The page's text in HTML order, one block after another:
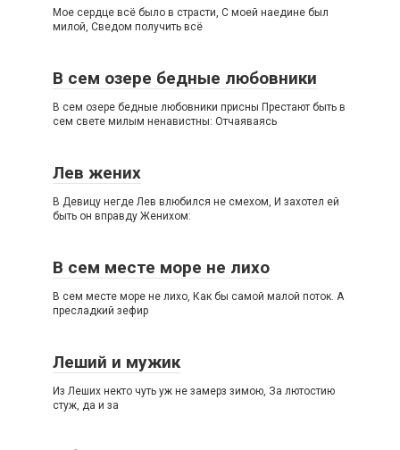
Мое сердце всё было в страсти, С моей наедине был
милой, Сведом получить всё
В сем озере бедные любовники
В сем озере бедные любовники присны Престают быть в
сем свете милым ненавистны: Отчаяваясь
Лев жених
В Девицу негде Лев влюбился не смехом, И захотел ей
быть он вправду Женихом:
В сем месте море не лихо
В сем месте море не лихо, Как бы самой малой поток. А
пресладкий зефир
Леший и мужик
Из Леших некто чуть уж не замерз зимою, За лютостию
стуж, да и за